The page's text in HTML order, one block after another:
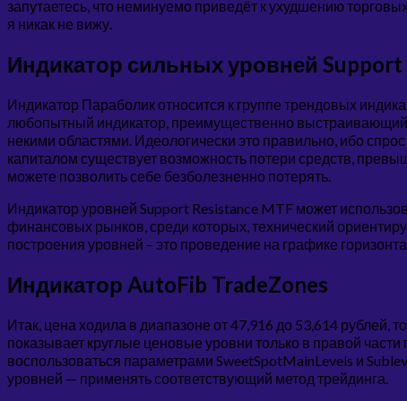
запутаетесь, что неминуемо приведёт к ухудшению
я никак не вижу.
Индикатор сильных уровней Support
Индикатор Параболик относится к группе трендовых
любопытный индикатор, преимущественно выстраивающий
некими областями. Идеологически это правильно, ибо
капиталом существует возможность потери средств,
можете позволить себе безболезненно потерять.
Индикатор уровней Support Resistance MTF может
финансовых рынков, среди которых, технический
построения уровней – это проведение на графике
Индикатор AutoFib TradeZones
Итак, цена ходила в диапазоне от 47,916 до 53,614 рублей,
показывает круглые ценовые уровни только в правой
воспользоваться параметрами SweetSpotMainLevels и
уровней — применять соответствующий метод трейдинга.